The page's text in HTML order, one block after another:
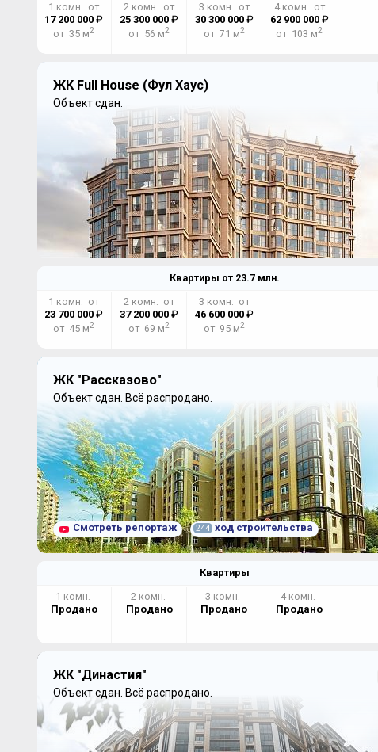
1 комн. от
17 200 000 ₽
от 35 м2
2 комн. от
25 300 000 ₽
от 56 м2
3 комн. от
30 300 000₽
от 71 м2
4 комн. от
62 900 000₽
от 103 м2
ЖК Full House (Фул Хаус)
Объект сдан.
Квартиры от 23.7млн.
1 комн. от
23 700 000 ₽
от 45 м2
2 комн. от
37 200 000 ₽
от 69 м2
3 комн. от
46 600 000₽
от 95 м2
ЖК "Рассказово"
Объект сдан. Всё распродано.
Смотреть репортаж 244 ход строительства
Квартиры
1 комн.
Продано
2 комн.
Продано
3 комн.
Продано
4 комн.
Продано
ЖК "Династия"
Объект сдан. Всё распродано.